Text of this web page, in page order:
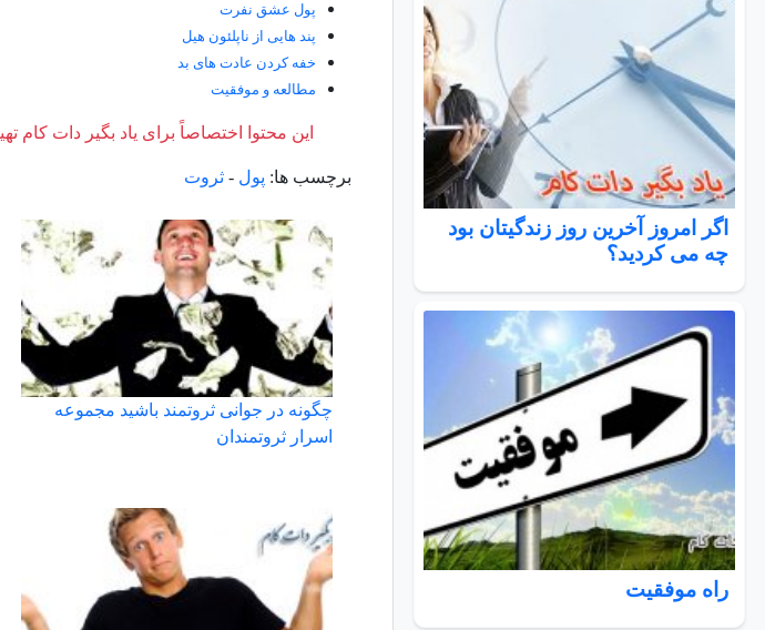
اگر امروز آخرین روز زندگیتان بود
چه می کردید؟
راه موفقیت
پول عشق نفرت
پند هایی از ناپلئون هیل
خفه کردن عادت های بد
مطالعه و موفقيت
این محتوا اختصاصاً برای یاد بگیر دات کام
برچسب ها: پول - ثروت
چگونه در جوانی ثروتمند باشید مجموعه
اسرار ثروتمندان